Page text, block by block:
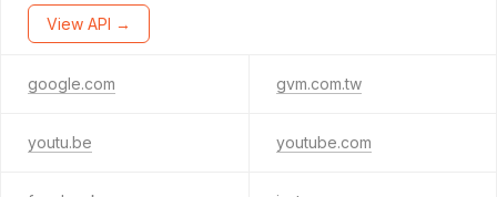
View API →
google.com gvm.com.tw
youtu.be youtube.com